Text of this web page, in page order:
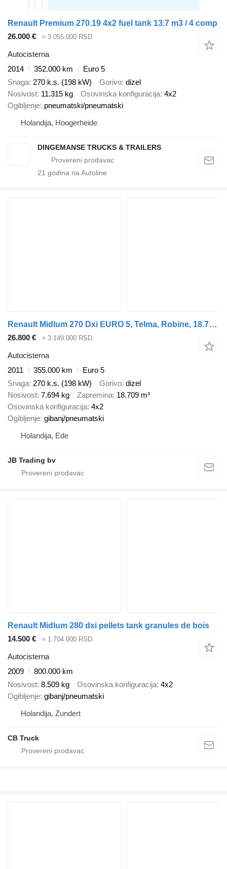
Renault Premium 270.19 4x2 fuel tank 13.7 m3 / 4 comp
26.000 €
≈ 3.055.000 RSD
Autocisterna
2014
352.000 km
Euro 5
Snaga 270 k.s. (198 kW) Gorivo dizel
Nosivost 11.315 kg Osovinska konfiguracija 4x2
Ogibljenje pneumatski/pneumatski
Holandija, Hoogerheide
DINGEMANSE TRUCKS & TRAILERS
21 godina na Autoline
Renault Midlum 270 Dxi EURO 5, Telma, Robine, 18.709 L, Manual
26.800 € ≈ 3.149.000 RSD
Autocisterna
2011
355.000 km
Euro 5
Snaga 270 k.s. (198 kW) Gorivo dizel
Nosivost 7.694 kg Zapremina 18.709 m³
Osovinska konfiguracija 4x2
Ogibljenje gibanj/pneumatski
Holandija, Ede
JB Trading bv
Renault Midlum 280 dxi pellets tank granules de bois
14.500 €
≈ 1.704.000 RSD
Autocisterna
2009
800.000 km
Nosivost 8.509 kg Osovinska konfiguracija 4x2
Ogibljenje gibanj/pneumatski
Holandija, Zundert
CB Truck